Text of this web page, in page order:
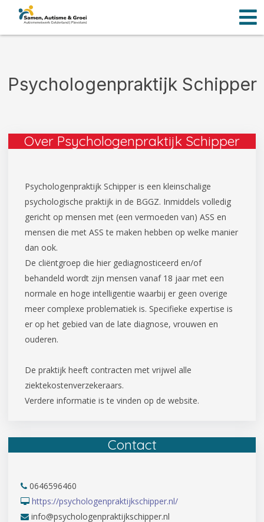
Psychologenpraktijk Schipper
Over Psychologenpraktijk Schipper
Psychologenpraktijk Schipper is een kleinschalige
psychologische praktijk in de BGGZ. Inmiddels volledig
gericht op mensen met (een vermoeden van) ASS en
mensen die met ASS te maken hebben op welke manier
dan ook.
De cliëntgroep die hier gediagnosticeerd en/of
behandeld wordt zijn mensen vanaf 18 jaar met een
normale en hoge intelligentie waarbij er geen overige
meer complexe problematiek is. Specifieke expertise is
er op het gebied van de late diagnose, vrouwen en
ouderen.
De praktijk heeft contracten met vrijwel alle
ziektekostenverzekeraars.
Verdere informatie is te vinden op de website.
Contact
0646596460
https://psychologenpraktijkschipper.nl/
info@psychologenpraktijkschipper.nl